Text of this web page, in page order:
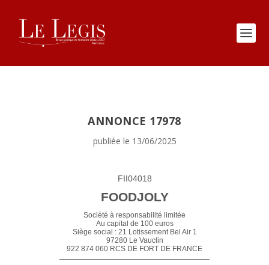
ANNONCE 17978
publiée le 13/06/2025
FII04018
FOODJOLY
Société à responsabilité limitée
Au capital de 100 euros
Siège social : 21 Lotissement Bel Air 1
97280 Le Vauclin
922 874 060 RCS DE FORT DE FRANCE